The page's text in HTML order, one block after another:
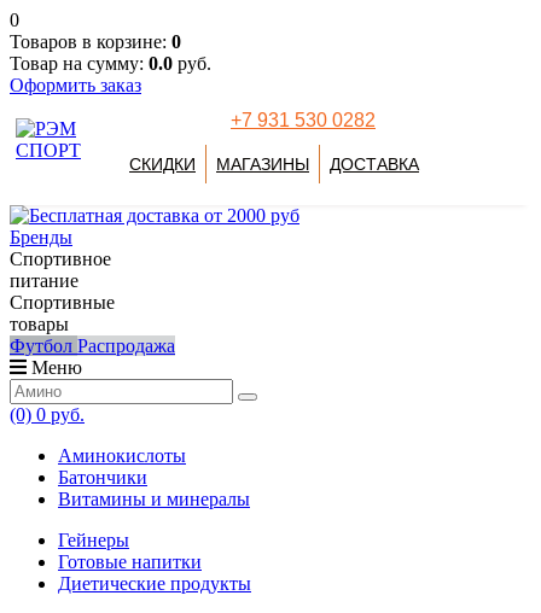
0
Товаров в корзине: 0
Товар на сумму: 0.0 руб.
Оформить заказ
+7 931 530 0282
СКИДКИ МАГАЗИНЫ ДОСТАВКА
Бренды
Спортивное
питание
Спортивные
товары
Футбол Распродажа
Меню
(0) 0 руб.
Аминокислоты
Батончики
Витамины и минералы
Гейнеры
Готовые напитки
Диетические продукты